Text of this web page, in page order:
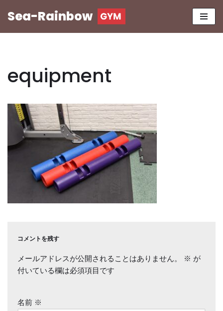
ツ
キ
Sea-Rainbow
equipment
コメントを残す
メールアドレスが公開されることはありません。 ※ が
付いている欄は必須項目です
名前 ※